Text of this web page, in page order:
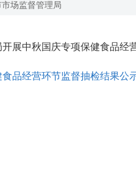
场监督管理局
中秋国庆专项保健食品经
品经营环节监督抽检结果公